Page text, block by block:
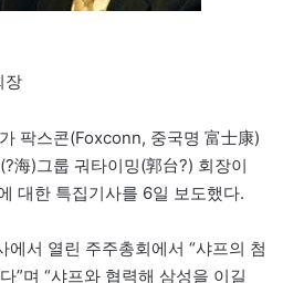
장
팍스콘(Foxconn, 중국명 富士康)
海)그룹 궈타이밍(郭台?) 회장이
대한 특집기사를 6일 보도했다.
에서 열린 주주총회에서 “샤프의 첨
”며 “샤프와 협력해 삼성을 이길